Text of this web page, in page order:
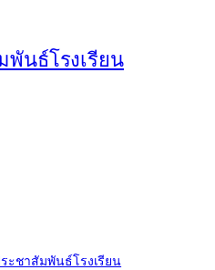
นธ์โรงเรียน
ะชาสัมพันธ์โรงเรียน